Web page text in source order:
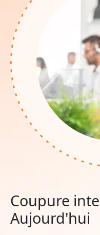
Coupure
Aujourd'hui